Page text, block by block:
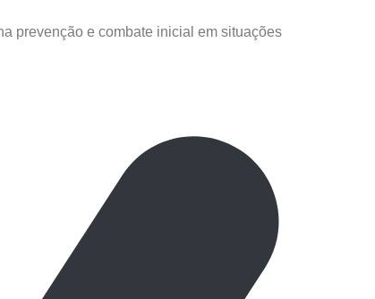
prevenção e combate inicial em situações